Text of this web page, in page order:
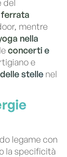
ferrata
mentre
nella
concerti e
e
stelle nel
legame con
la specificità